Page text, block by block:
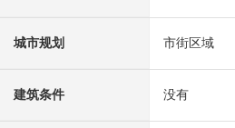
城市规划 市街区域
建筑条件 没有